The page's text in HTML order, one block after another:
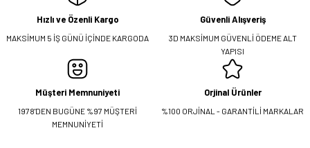
Hızlı ve Özenli Kargo
MAKSİMUM 5 İŞ GÜNÜ İÇİNDE KARGODA
Güvenli Alışveriş
3D MAKSİMUM GÜVENLİ ÖDEME ALT
YAPISI
Müşteri Memnuniyeti
1978'DEN BUGÜNE %97 MÜŞTERİ
MEMNUNİYETİ
Orjinal Ürünler
%100 ORJİNAL - GARANTİLİ MARKALAR